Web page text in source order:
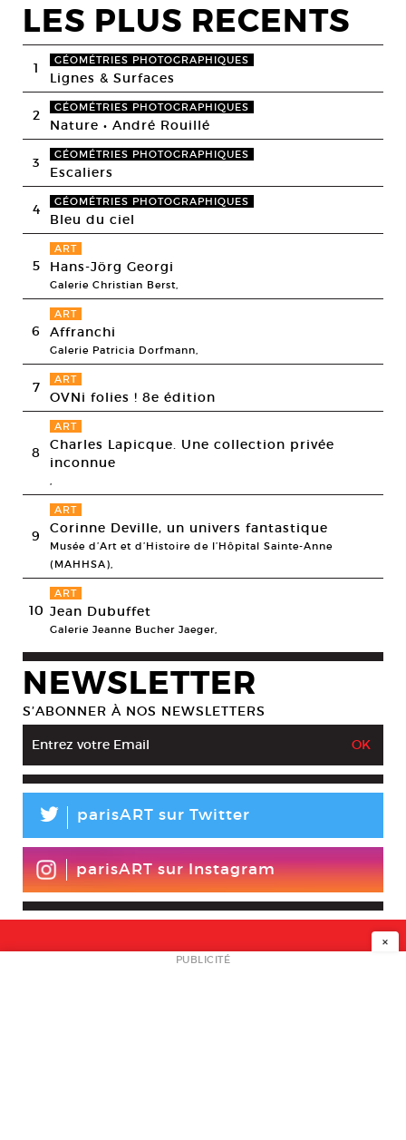
LES PLUS RECENTS
1 GÉOMÉTRIES PHOTOGRAPHIQUES
Lignes & Surfaces
2 GÉOMÉTRIES PHOTOGRAPHIQUES
Nature • André Rouillé
3 GÉOMÉTRIES PHOTOGRAPHIQUES
Escaliers
4 GÉOMÉTRIES PHOTOGRAPHIQUES
Bleu du ciel
5
ART
Hans-Jörg Georgi
Galerie Christian Berst,
6
ART
Affranchi
Galerie Patricia Dorfmann,
7 ART
OVNi folies ! 8e édition
8
ART
Charles Lapicque. Une collection privée
inconnue
,
9
ART
Corinne Deville, un univers fantastique
Musée d’Art et d’Histoire de l’Hôpital Sainte-Anne
(MAHHSA),
10
ART
Jean Dubuffet
Galerie Jeanne Bucher Jaeger,
NEWSLETTER
S’ABONNER À NOS NEWSLETTERS
L parisART sur Twitter
parisART sur Instagram
NEWSLETTER
×
PUBLICITÉ